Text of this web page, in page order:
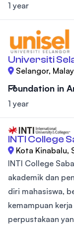
1 year
Universiti
Selangor,
Foundation in
1 year
INTI College
Kota Kinabalu,
INTI College
akademik dan
diri mahasiswa,
kemampuan
perpustakaan